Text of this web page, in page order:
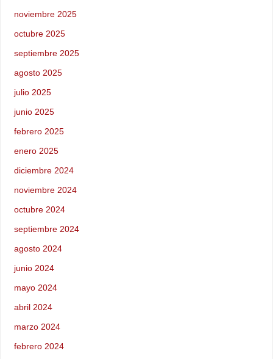
noviembre 2025
octubre 2025
septiembre 2025
agosto 2025
julio 2025
junio 2025
febrero 2025
enero 2025
diciembre 2024
noviembre 2024
octubre 2024
septiembre 2024
agosto 2024
junio 2024
mayo 2024
abril 2024
marzo 2024
febrero 2024